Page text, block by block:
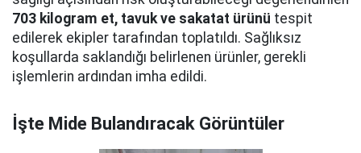
703 kilogram et, tavuk ve sakatat ürünü tespit
edilerek ekipler tarafından toplatıldı. Sağlıksız
koşullarda saklandığı belirlenen ürünler, gerekli
işlemlerin ardından imha edildi.
İşte Mide Bulandıracak Görüntüler